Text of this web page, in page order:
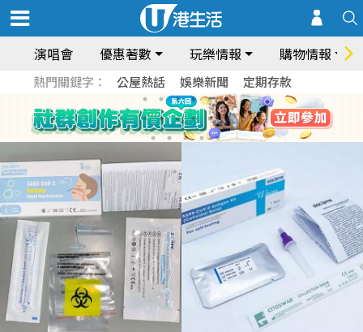
演唱會 優惠著數 玩樂情報 購物情報
熱門關鍵字： 公屋熱話 娛樂新聞 定期存款